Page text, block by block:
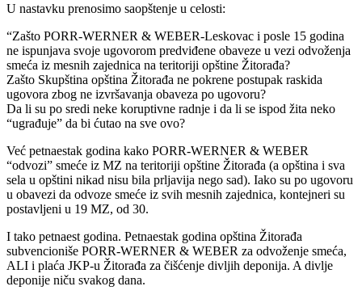
U nastavku prenosimo saopštenje u celosti:
“Zašto PORR-WERNER & WEBER-Leskovac i posle 15 godina
ne ispunjava svoje ugovorom predviđene obaveze u vezi odvoženja
smeća iz mesnih zajednica na teritoriji opštine Žitorađa?
Zašto Skupština opština Žitorađa ne pokrene postupak raskida
ugovora zbog ne izvršavanja obaveza po ugovoru?
Da li su po sredi neke koruptivne radnje i da li se ispod žita neko
“ugrađuje” da bi ćutao na sve ovo?
Već petnaestak godina kako PORR-WERNER & WEBER
“odvozi” smeće iz MZ na teritoriji opštine Žitorađa (a opština i sva
sela u opštini nikad nisu bila prljavija nego sad). Iako su po ugovoru
u obavezi da odvoze smeće iz svih mesnih zajednica, kontejneri su
postavljeni u 19 MZ, od 30.
I tako petnaest godina. Petnaestak godina opština Žitorađa
subvencioniše PORR-WERNER & WEBER za odvoženje smeća,
ALI i plaća JKP-u Žitorađa za čišćenje divljih deponija. A divlje
deponije niču svakog dana.